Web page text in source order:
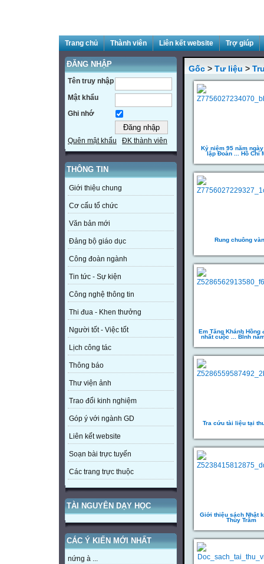
Trang chủ Thành viên Liên kết website Trợ giúp
ĐĂNG NHẬP
Tên truy nhập
Mật khẩu
Ghi nhớ
Quên mật khẩu ĐK thành viên
THÔNG TIN
Giới thiệu chung
Cơ cấu tổ chức
Văn bản mới
Đảng bộ giáo dục
Công đoàn ngành
Tin tức - Sự kiện
Công nghệ thông tin
Thi đua - Khen thưởng
Người tốt - Việc tốt
Lịch công tác
Thông báo
Thư viện ảnh
Trao đổi kinh nghiệm
Góp ý với ngành GD
Liên kết website
Soạn bài trực tuyến
Các trang trực thuộc
TÀI NGUYÊN DẠY HỌC
CÁC Ý KIẾN MỚI NHẤT
nứng à ...
Gốc > Tư liệu >
Kỷ niệm 95 năm
lập Đoàn ... Hồ Chí
Rung chuông
Em Tăng Khánh Hồng
nhất cuộc ... BÌnh
Tra cứu tài liệu tại
Giới thiệu sách Nhật
Thùy Trâm